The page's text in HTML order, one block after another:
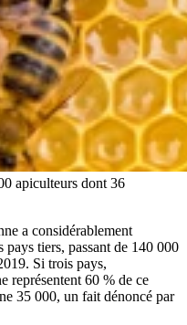
apiculteurs dont 36
a considérablement
tiers, passant de 140 000
Si trois pays,
représentent 60 % de ce
35 000, un fait dénoncé par